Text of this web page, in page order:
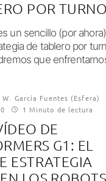
POR
un sencillo (por ahora)
de tablero por
que
García Fuentes (Esfera)
1 Minuto de lectura
DE
G1: EL
ESTRATEGIA